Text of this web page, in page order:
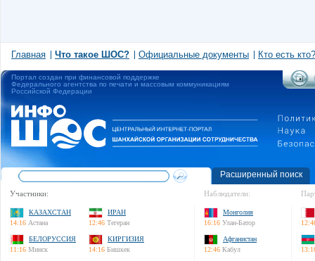
Главная Что такое ШОС? Официальные документы Кто есть кто?
Портал создан при финансовой поддержке
Федерального агентства по печати и массовым коммуникациям
Российской Федерации
Расширенный поиск
Участники:
КАЗАХСТАН
14:16 Астана
ИРАН
12:46 Тегеран
БЕЛОРУССИЯ
11:16 Минск
КИРГИЗИЯ
14:16 Бишкек
Наблюдатели:
Монголия
16:16 Улан-Батор
Афганистан
12:46 Кабул